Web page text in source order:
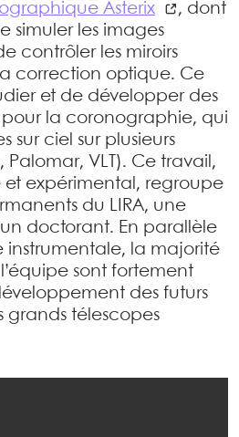
Asterix
, dont
simuler les images
contrôler les miroirs
correction optique. Ce
et de développer des
la coronographie, qui
sur ciel sur plusieurs
Palomar, VLT). Ce travail,
et expérimental, regroupe
du LIRA, une
doctorant. En parallèle
la majorité
sont fortement
des futurs
grands télescopes